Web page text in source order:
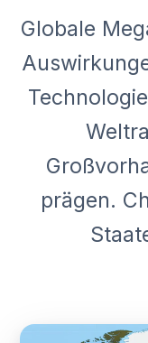
Globale
prägen.